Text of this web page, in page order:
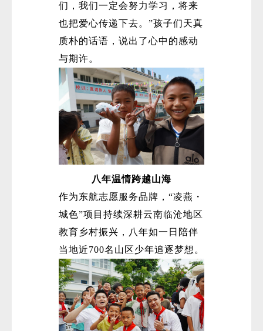
们，我们一定会努力学习，将来
也把爱心传递下去。”孩子们天真
质朴的话语，说出了心中的感动
与期许。
八年温情跨越山海
作为东航志愿服务品牌，“凌燕・
城色”项目持续深耕云南临沧地区
教育乡村振兴，八年如一日陪伴
当地近700名山区少年追逐梦想。